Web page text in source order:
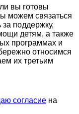
вы готовы
можем связаться
поддержку,
детям, а также
программах и
относимся
их третьим
согласие на